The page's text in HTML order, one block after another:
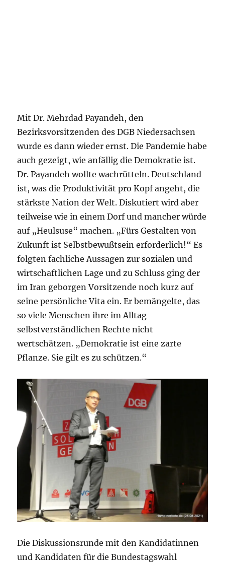
Mit Dr. Mehrdad Payandeh, den
Bezirksvorsitzenden des DGB Niedersachsen
wurde es dann wieder ernst. Die Pandemie habe
auch gezeigt, wie anfällig die Demokratie ist.
Dr. Payandeh wollte wachrütteln. Deutschland
ist, was die Produktivität pro Kopf angeht, die
stärkste Nation der Welt. Diskutiert wird aber
teilweise wie in einem Dorf und mancher würde
auf „Heulsuse“ machen. „Fürs Gestalten von
Zukunft ist Selbstbewußtsein erforderlich!“ Es
folgten fachliche Aussagen zur sozialen und
wirtschaftlichen Lage und zu Schluss ging der
im Iran geborgen Vorsitzende noch kurz auf
seine persönliche Vita ein. Er bemängelte, das
so viele Menschen ihre im Alltag
selbstverständlichen Rechte nicht
wertschätzen. „Demokratie ist eine zarte
Pflanze. Sie gilt es zu schützen.“
Die Diskussionsrunde mit den Kandidatinnen
und Kandidaten für die Bundestagswahl